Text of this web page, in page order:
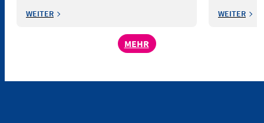
WEITER WEITER
MEHR